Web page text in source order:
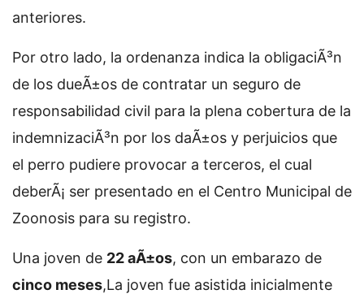
anteriores.
Por otro lado, la ordenanza indica la obligaciÃ³n
de los dueÃ±os de contratar un seguro de
responsabilidad civil para la plena cobertura de la
indemnizaciÃ³n por los daÃ±os y perjuicios que
el perro pudiere provocar a terceros, el cual
deberÃ¡ ser presentado en el Centro Municipal de
Zoonosis para su registro.
Una joven de 22 aÃ±os, con un embarazo de
cinco meses,La joven fue asistida inicialmente